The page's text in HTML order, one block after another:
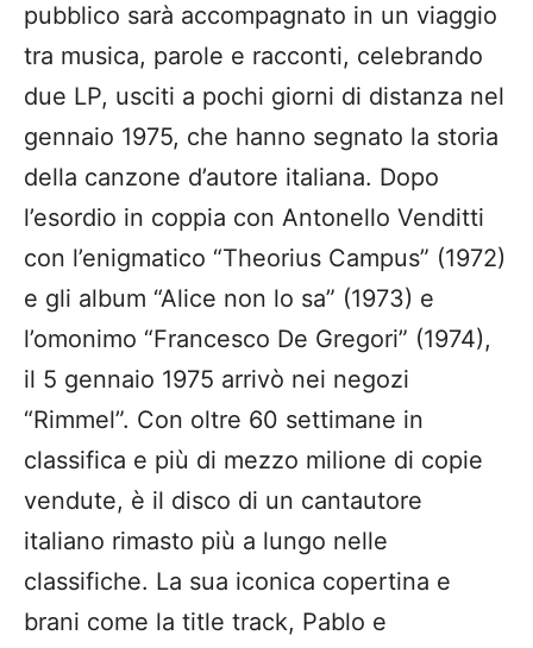
pubblico sarà accompagnato in un viaggio
tra musica, parole e racconti, celebrando
due LP, usciti a pochi giorni di distanza nel
gennaio 1975, che hanno segnato la storia
della canzone d’autore italiana. Dopo
l’esordio in coppia con Antonello Venditti
con l’enigmatico “Theorius Campus” (1972)
e gli album “Alice non lo sa” (1973) e
l’omonimo “Francesco De Gregori” (1974),
il 5 gennaio 1975 arrivò nei negozi
“Rimmel”. Con oltre 60 settimane in
classifica e più di mezzo milione di copie
vendute, è il disco di un cantautore
italiano rimasto più a lungo nelle
classifiche. La sua iconica copertina e
brani come la title track, Pablo e